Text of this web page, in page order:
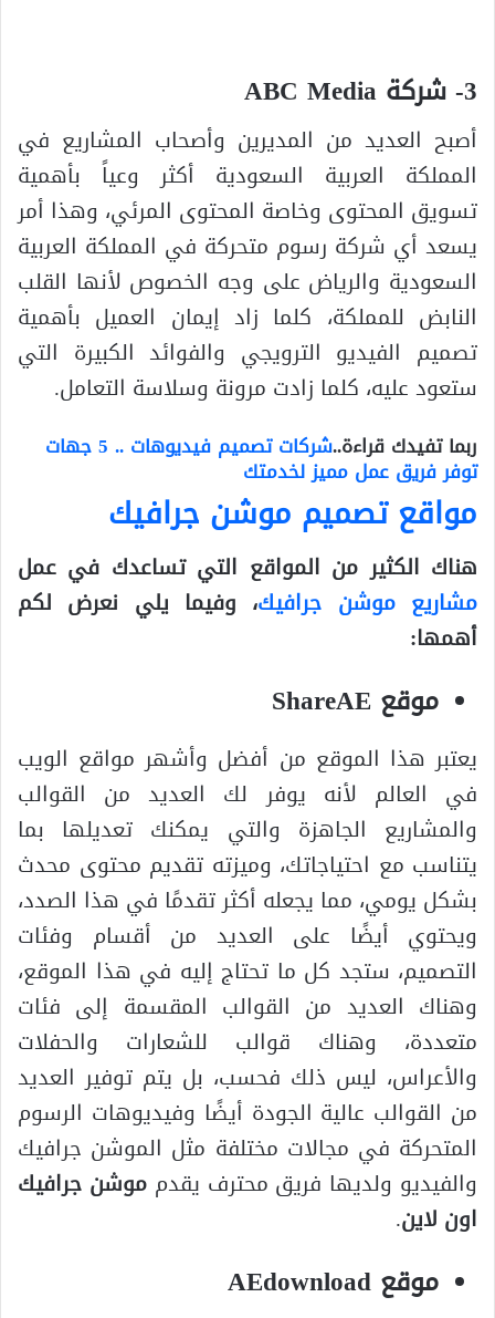
3- شركة ABC Media
أصبح العديد من المديرين وأصحاب المشاريع في
المملكة العربية السعودية أكثر وعياً بأهمية
تسويق المحتوى وخاصة المحتوى المرئي، وهذا أمر
يسعد أي شركة رسوم متحركة في المملكة العربية
السعودية والرياض على وجه الخصوص لأنها القلب
النابض للمملكة، كلما زاد إيمان العميل بأهمية
تصميم الفيديو الترويجي والفوائد الكبيرة التي
ستعود عليه، كلما زادت مرونة وسلاسة التعامل.
ربما تفيدك قراءة.. شركات تصميم فيديوهات .. 5 جهات
توفر فريق عمل مميز لخدمتك
مواقع تصميم موشن جرافيك
هناك الكثير من المواقع التي تساعدك في عمل
مشاريع موشن جرافيك، وفيما يلي نعرض لكم
أهمها:
موقع ShareAE
يعتبر هذا الموقع من أفضل وأشهر مواقع الويب
في العالم لأنه يوفر لك العديد من القوالب
والمشاريع الجاهزة والتي يمكنك تعديلها بما
يتناسب مع احتياجاتك، وميزته تقديم محتوى محدث
بشكل يومي، مما يجعله أكثر تقدمًا في هذا الصدد،
ويحتوي أيضًا على العديد من أقسام وفئات
التصميم، ستجد كل ما تحتاج إليه في هذا الموقع،
وهناك العديد من القوالب المقسمة إلى فئات
متعددة، وهناك قوالب للشعارات والحفلات
والأعراس، ليس ذلك فحسب، بل يتم توفير العديد
من القوالب عالية الجودة أيضًا وفيديوهات الرسوم
المتحركة في مجالات مختلفة مثل الموشن جرافيك
والفيديو ولديها فريق محترف يقدمموشن جرافيك
اون لاين.
موقع AEdownload